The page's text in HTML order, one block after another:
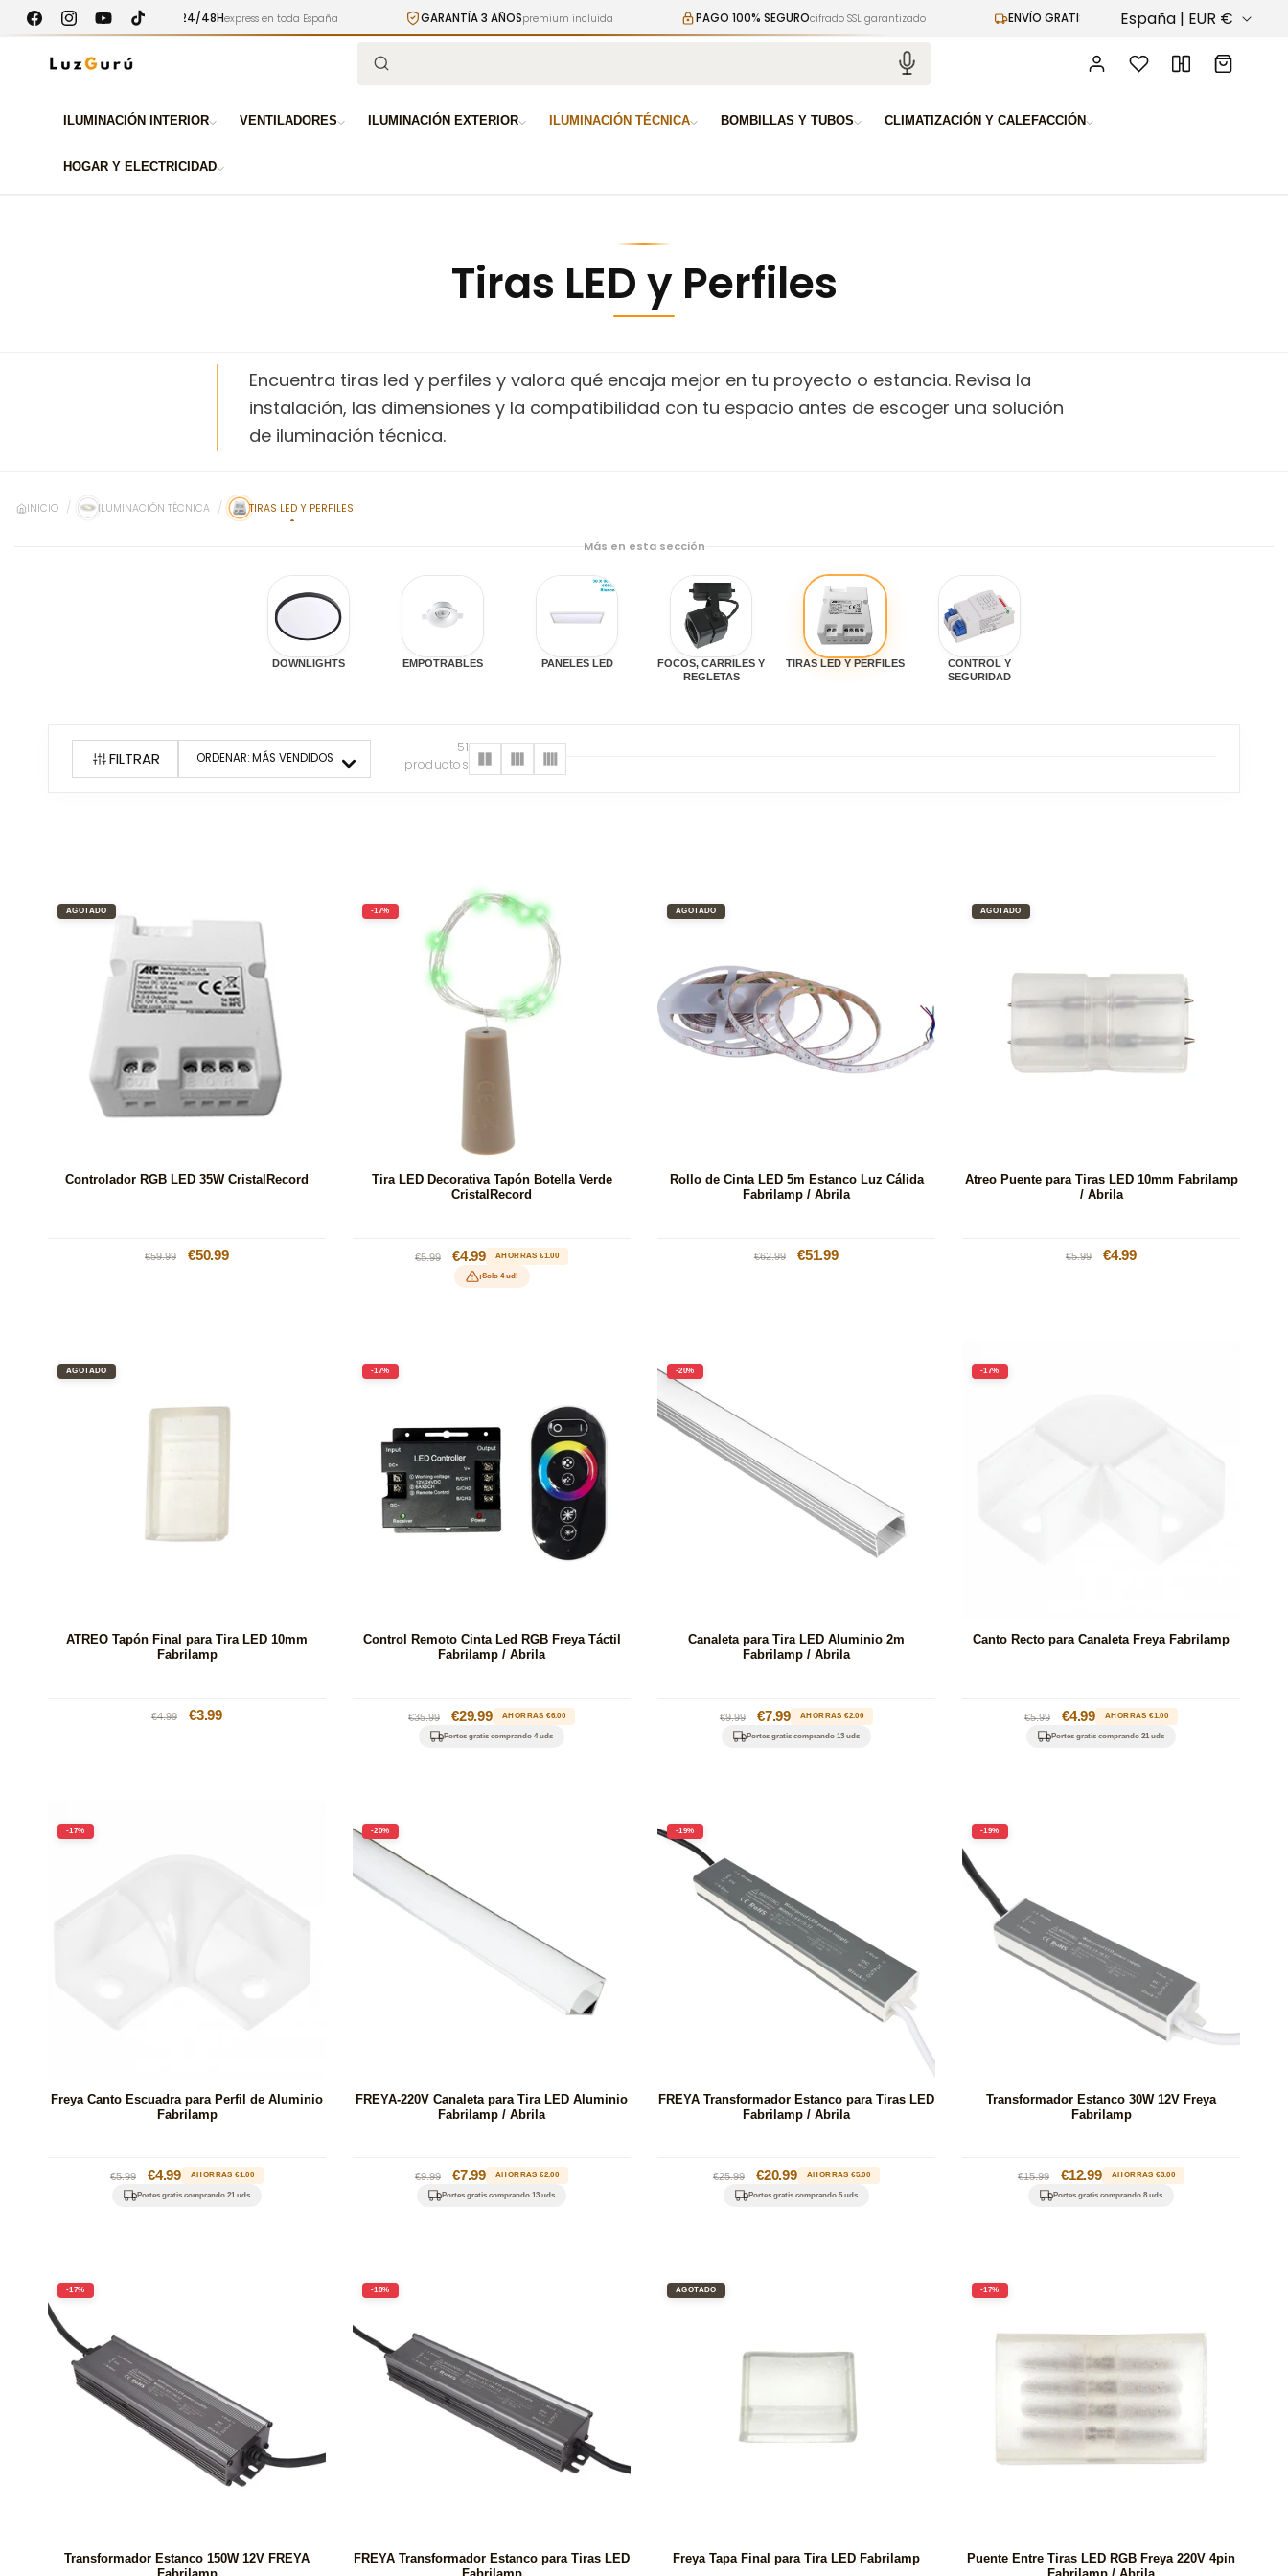
directamente
al contenido
FacebookInstagramYouTubeTikTok
ENTREGA 24/48H express en toda España GARANTÍA 3 AÑOSpremium incluida PAGO 100% SEGUROcifrado SSL garantizado ENVÍO GRATISen pedidos superiores a 100€
P
España | EUR €
Búsqueda
ILUMINACIÓN INTERIOR VENTILADORES ILUMINACIÓN EXTERIOR ILUMINACIÓN TÉCNICA BOMBILLAS Y TUBOS CLIMATIZACIÓN Y CALEFACCIÓN
HOGAR Y ELECTRICIDAD
Iniciar
sesión
Carrito
Tiras LED y Perfiles
Encuentra tiras led y perfiles y valora qué encaja mejor en tu proyecto o estancia. Revisa la
instalación, las dimensiones y la compatibilidad con tu espacio antes de escoger una solución
de iluminación técnica.
INICIO ILUMINACIÓN TÉCNICA TIRAS LED Y PERFILES
Más en esta sección
DOWNLIGHTS EMPOTRABLES PANELES LED
FOCOS, CARRILES Y
REGLETAS
TIRAS LED Y PERFILES
CONTROL Y
SEGURIDAD
FILTRAR ORDENAR:MÁS VENDIDOS
51
productos
AGOTADO
Controlador RGB LED 35W CristalRecord
Precio
€59.99
Precio
€50.99
-17%
Tira LED Decorativa Tapón Botella Verde
CristalRecord
Precio
habitual
€5.99
Precio
de
oferta
€4.99 AHORRAS €1.00
¡Solo 4 ud!
AGOTADO
Rollo de Cinta LED 5m Estanco Luz Cálida
Fabrilamp / Abrila
Precio
€62.99
Precio
€51.99
AGOTADO
Atreo Puente para Tiras LED 10mm Fabrilamp
/ Abrila
Precio
€5.99
Precio
€4.99
AGOTADO
ATREO Tapón Final para Tira LED 10mm
Fabrilamp
Precio
€4.99
Precio
€3.99
-17%
Control Remoto Cinta Led RGB Freya Táctil
Fabrilamp / Abrila
Precio
habitual
€35.99
Precio
oferta
€29.99 AHORRAS €6.00
Portes gratis comprando 4 uds
-20%
Canaleta para Tira LED Aluminio 2m
Fabrilamp / Abrila
Precio
habitual
€9.99
Precio
oferta
€7.99 AHORRAS €2.00
Portes gratis comprando 13 uds
-17%
Canto Recto para Canaleta Freya Fabrilamp
Precio
habitual
€5.99
Precio
oferta
€4.99 AHORRAS €1.00
Portes gratis comprando 21 uds
-17%
Freya Canto Escuadra para Perfil de Aluminio
Fabrilamp
Precio
habitual
€5.99
Precio
oferta
€4.99 AHORRAS €1.00
Portes gratis comprando 21 uds
-20%
FREYA-220V Canaleta para Tira LED Aluminio
Fabrilamp / Abrila
Precio
habitual
€9.99
Precio
oferta
€7.99 AHORRAS €2.00
Portes gratis comprando 13 uds
-19%
FREYA Transformador Estanco para Tiras LED
Fabrilamp / Abrila
Precio
habitual
€25.99
Precio
oferta
€20.99 AHORRAS €5.00
Portes gratis comprando 5 uds
-19%
Transformador Estanco 30W 12V Freya
Fabrilamp
Precio
habitual
€15.99
Precio
oferta
€12.99 AHORRAS €3.00
Portes gratis comprando 8 uds
-17%
Transformador Estanco 150W 12V FREYA
-18%
FREYA Transformador Estanco para Tiras LED
AGOTADO
Freya Tapa Final para Tira LED Fabrilamp
-17%
Puente Entre Tiras LED RGB Freya 220V 4pin